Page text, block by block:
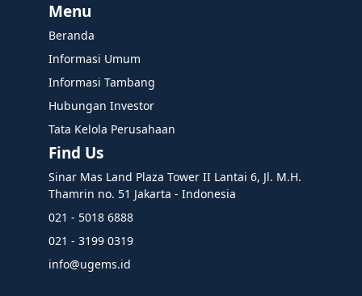
Menu
Beranda
Informasi Umum
Informasi Tambang
Hubungan Investor
Tata Kelola Perusahaan
Find Us
Sinar Mas Land Plaza Tower II Lantai 6, Jl. M.H.
Thamrin no. 51 Jakarta - Indonesia
021 - 5018 6888
021 - 3199 0319
info@ugems.id